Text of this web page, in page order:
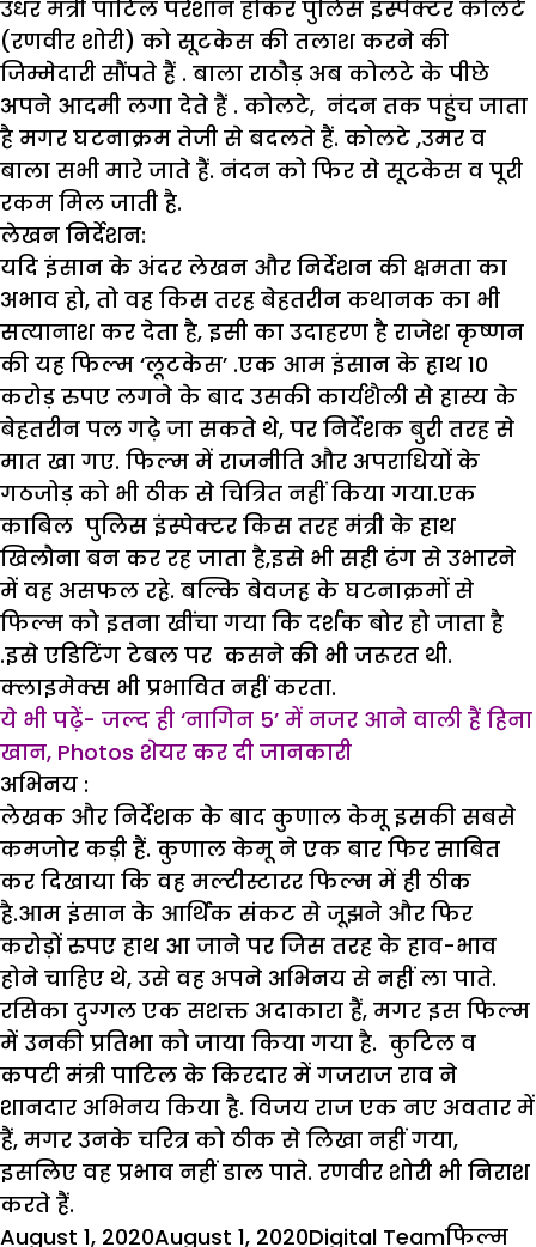
उधर मंत्री पाटिल परेशान होकर पुलिस इंस्पेक्टर कोलटे
(रणवीर शोरी) को सूटकेस की तलाश करने की
जिम्मेदारी सौंपते हैं . बाला राठौड़ अब कोलटे के पीछे
अपने आदमी लगा देते हैं . कोलटे, नंदन तक पहुंच जाता
है मगर घटनाक्रम तेजी से बदलते हैं. कोलटे ,उमर व
बाला सभी मारे जाते हैं. नंदन को फिर से सूटकेस व पूरी
रकम मिल जाती है.
लेखन निर्देशन:
यदि इंसान के अंदर लेखन और निर्देशन की क्षमता का
अभाव हो, तो वह किस तरह बेहतरीन कथानक का भी
सत्यानाश कर देता है, इसी का उदाहरण है राजेश कृष्णन
की यह फिल्म ‘लूटकेस’ .एक आम इंसान के हाथ 10
करोड़ रुपए लगने के बाद उसकी कार्यशैली से हास्य के
बेहतरीन पल गढ़े जा सकते थे, पर निर्देशक बुरी तरह से
मात खा गए. फिल्म में राजनीति और अपराधियों के
गठजोड़ को भी ठीक से चित्रित नहीं किया गया.एक
काबिल पुलिस इंस्पेक्टर किस तरह मंत्री के हाथ
खिलौना बन कर रह जाता है,इसे भी सही ढंग से उभारने
में वह असफल रहे. बल्कि बेवजह के घटनाक्रमों से
फिल्म को इतना खींचा गया कि दर्शक बोर हो जाता है
.इसे एडिटिंग टेबल पर कसने की भी जरूरत थी.
क्लाइमेक्स भी प्रभावित नहीं करता.
ये भी पढ़ें- जल्द ही ‘नागिन 5’ में नजर आने वाली हैं हिना
खान, Photos शेयर कर दी जानकारी
अभिनय :
लेखक और निर्देशक के बाद कुणाल केमू इसकी सबसे
कमजोर कड़ी हैं. कुणाल केमू ने एक बार फिर साबित
कर दिखाया कि वह मल्टीस्टारर फिल्म में ही ठीक
है.आम इंसान के आर्थिक संकट से जूझने और फिर
करोड़ों रुपए हाथ आ जाने पर जिस तरह के हाव-भाव
होने चाहिए थे, उसे वह अपने अभिनय से नहीं ला पाते.
रसिका दुग्गल एक सशक्त अदाकारा हैं, मगर इस फिल्म
में उनकी प्रतिभा को जाया किया गया है. कुटिल व
कपटी मंत्री पाटिल के किरदार में गजराज राव ने
शानदार अभिनय किया है. विजय राज एक नए अवतार में
हैं, मगर उनके चरित्र को ठीक से लिखा नहीं गया,
इसलिए वह प्रभाव नहीं डाल पाते. रणवीर शोरी भी निराश
करते हैं.
Posted
August 1, 2020August 1, 2020Author
Digital Teamफिल्म